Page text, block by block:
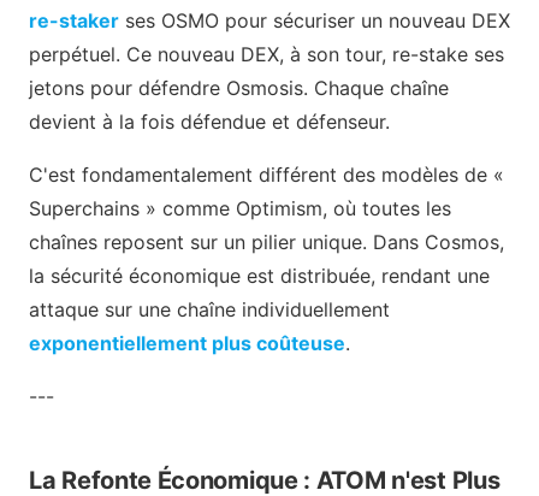
re-staker ses OSMO pour sécuriser un nouveau DEX
perpétuel. Ce nouveau DEX, à son tour, re-stake ses
jetons pour défendre Osmosis. Chaque chaîne
devient à la fois défendue et défenseur.
C'est fondamentalement différent des modèles de «
Superchains » comme Optimism, où toutes les
chaînes reposent sur un pilier unique. Dans Cosmos,
la sécurité économique est distribuée, rendant une
attaque sur une chaîne individuellement
exponentiellement plus coûteuse.
---
La Refonte Économique : ATOM n'est Plus